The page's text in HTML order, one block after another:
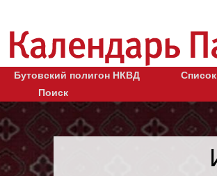
Бутовский полигон НКВД
Поиск